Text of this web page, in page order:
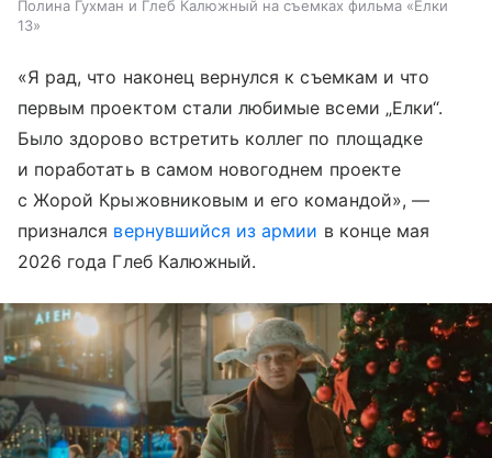
Полина Гухман и Глеб Калюжный на съемках фильма «Елки
13»
«Я рад, что наконец вернулся к съемкам и что
первым проектом стали любимые всеми „Елки“.
Было здорово встретить коллег по площадке
и поработать в самом новогоднем проекте
с Жорой Крыжовниковым и его командой», —
признался вернувшийся из армии в конце мая
2026 года Глеб Калюжный.